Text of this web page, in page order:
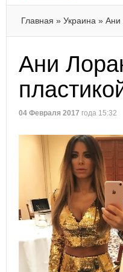
Главная » Украина » Ани
Ани
04 Февраля 2017 года 15:32